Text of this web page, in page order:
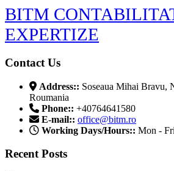
BITM
EXPERTIZE
Contact Us
Address:: Soseaua Mihai Bravu,
Roumania
Phone:: +40764641580
E-mail:: office@bitm.ro
Working Days/Hours:: Mon -
Recent Posts